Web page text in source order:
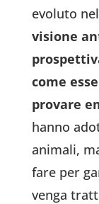
evoluto
visione
come
provare
hanno
animali,
fare per
venga